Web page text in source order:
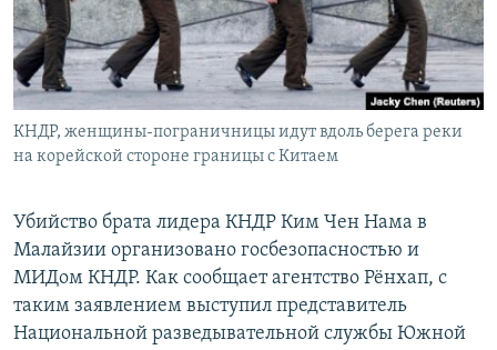
Հայերեն
English
Русский
КНДР, женщины-пограничницы идут вдоль берега реки
на корейской стороне границы с Китаем
Убийство брата лидера КНДР Ким Чен Нама в
Малайзии организовано госбезопасностью и
МИДом КНДР. Как сообщает агентство Рёнхап, с
таким заявлением выступил представитель
Национальной разведывательной службы Южной